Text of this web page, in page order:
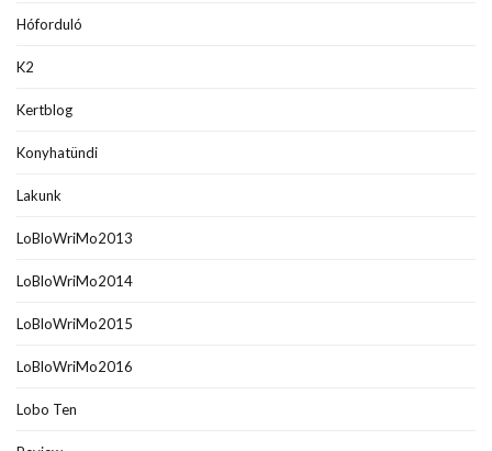
Hóforduló
K2
Kertblog
Konyhatündi
Lakunk
LoBloWriMo2013
LoBloWriMo2014
LoBloWriMo2015
LoBloWriMo2016
Lobo Ten